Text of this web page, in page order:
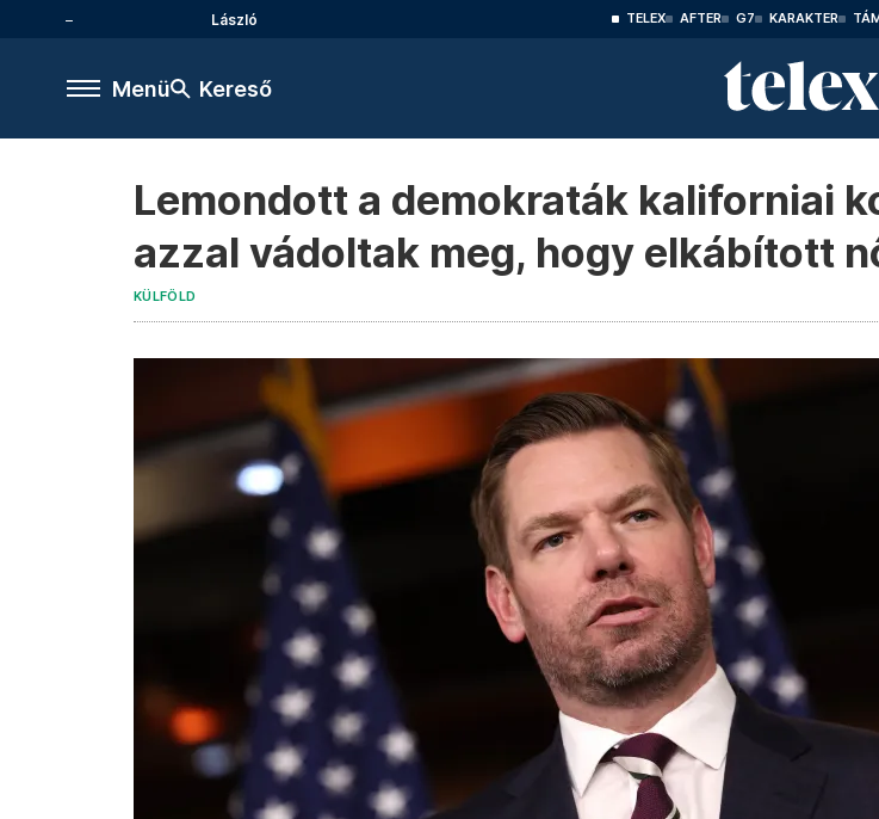
László TELEX AFTER G7 KARAKTER
Menü Kereső
Lemondott a demokraták kaliforniai
azzal vádoltak meg, hogy elkábított
KÜLFÖLD